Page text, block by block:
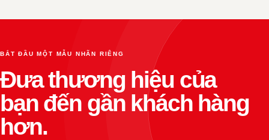
BẮT ĐẦU MỘT MẪU NHÃN RIÊNG
Đưa thương hiệu của
bạn đến gần khách hàng
hơn.